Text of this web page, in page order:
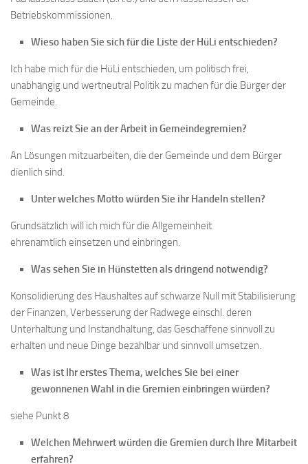
Betriebskommissionen.
Wieso haben Sie sich für die Liste der HüLi entschieden?
Ich habe mich für die HüLi entschieden, um politisch frei,
unabhängig und wertneutral Politik zu machen für die Bürger der
Gemeinde.
Was reizt Sie an der Arbeit in Gemeindegremien?
An Lösungen mitzuarbeiten, die der Gemeinde und dem Bürger
dienlich sind.
Unter welches Motto würden Sie ihr Handeln stellen?
Grundsätzlich will ich mich für die Allgemeinheit
ehrenamtlich einsetzen und einbringen.
Was sehen Sie in Hünstetten als dringend notwendig?
Konsolidierung des Haushaltes auf schwarze Null mit Stabilisierung
der Finanzen, Verbesserung der Radwege einschl. deren
Unterhaltung und Instandhaltung, das Geschaffene sinnvoll zu
erhalten und neue Dinge bezahlbar und sinnvoll umsetzen.
Was ist Ihr erstes Thema, welches Sie bei einer
gewonnenen Wahl in die Gremien einbringen würden?
siehe Punkt 8
Welchen Mehrwert würden die Gremien durch Ihre Mitarbeit
erfahren?